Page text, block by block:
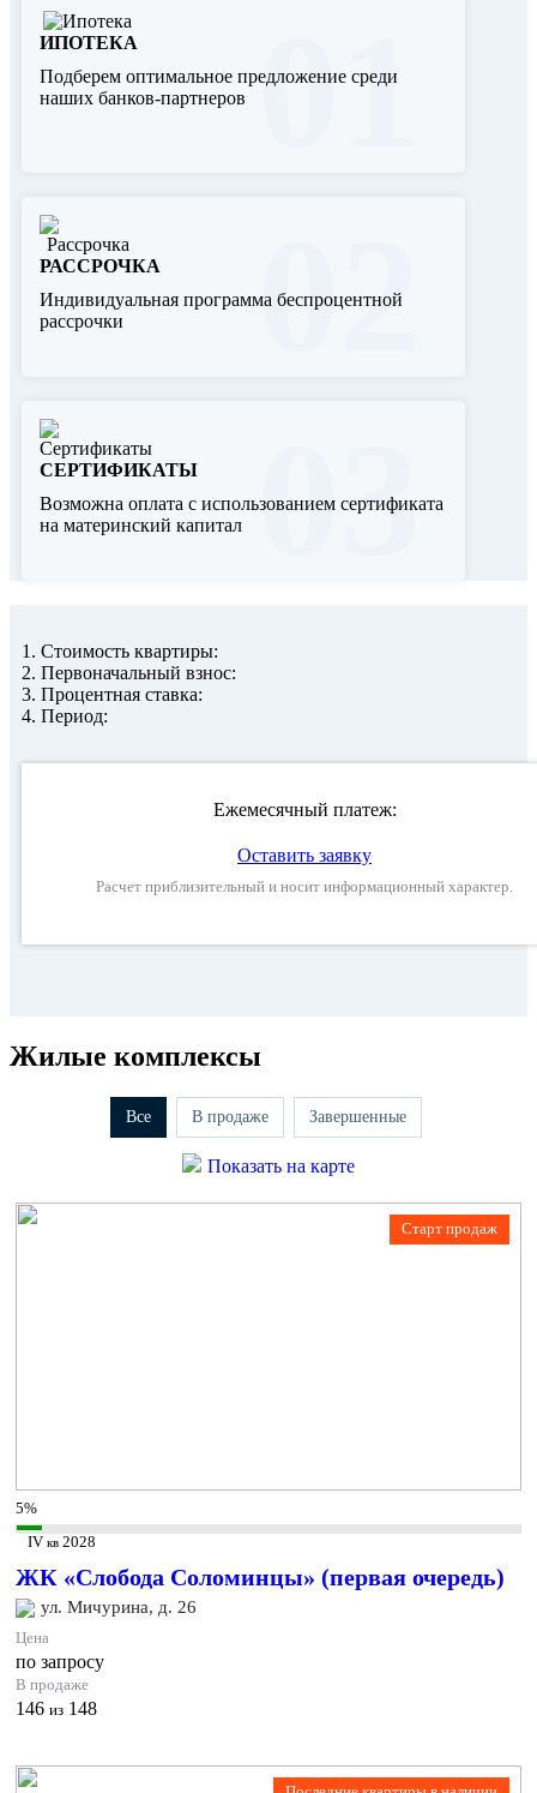
ИПОТЕКА
Подберем оптимальное предложение среди
наших банков-партнеров
01
РАССРОЧКА
Индивидуальная программа беспроцентной
рассрочки
02
СЕРТИФИКАТЫ
Возможна оплата с использованием сертификата
на материнский капитал
03
1. Стоимость квартиры:
2. Первоначальный взнос:
3. Процентная ставка:
4. Период:
Ежемесячный платеж:
Оставить заявку
Расчет приблизительный и носит информационный характер.
Жилые комплексы
Все В продаже Завершенные
Показать на карте
Старт продаж
5%
IV кв 2028
ЖК «Слобода Соломинцы» (первая очередь)
ул. Мичурина, д. 26
Цена
по запросу
В продаже
146 из 148